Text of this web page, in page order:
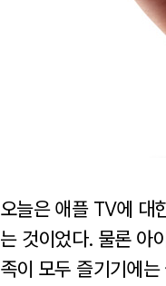
오늘은 애플 TV에 대
는 것이었다. 물론 아
족이 모두 즐기기에